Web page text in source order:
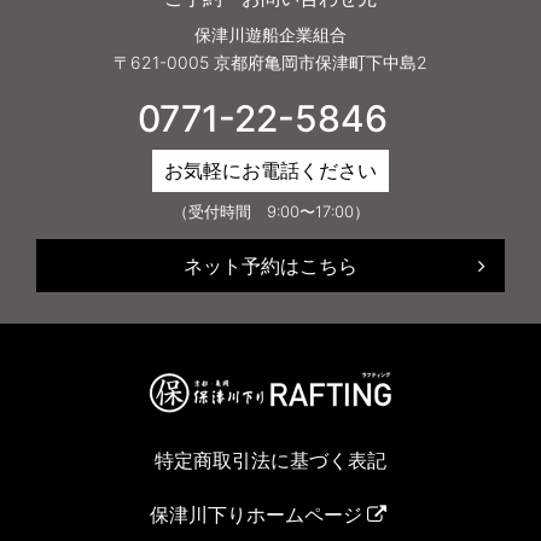
保津川遊船企業組合
〒621-0005 京都府亀岡市保津町下中島2
0771-22-5846
お気軽にお電話ください
（受付時間 9:00〜17:00）
ネット予約はこちら
特定商取引法に基づく表記
保津川下りホームページ